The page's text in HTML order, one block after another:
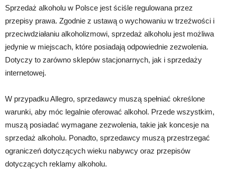
Sprzedaż alkoholu w Polsce jest ściśle regulowana przez
przepisy prawa. Zgodnie z ustawą o wychowaniu w trzeźwości i
przeciwdziałaniu alkoholizmowi, sprzedaż alkoholu jest możliwa
jedynie w miejscach, które posiadają odpowiednie zezwolenia.
Dotyczy to zarówno sklepów stacjonarnych, jak i sprzedaży
internetowej.
W przypadku Allegro, sprzedawcy muszą spełniać określone
warunki, aby móc legalnie oferować alkohol. Przede wszystkim,
muszą posiadać wymagane zezwolenia, takie jak koncesje na
sprzedaż alkoholu. Ponadto, sprzedawcy muszą przestrzegać
ograniczeń dotyczących wieku nabywcy oraz przepisów
dotyczących reklamy alkoholu.